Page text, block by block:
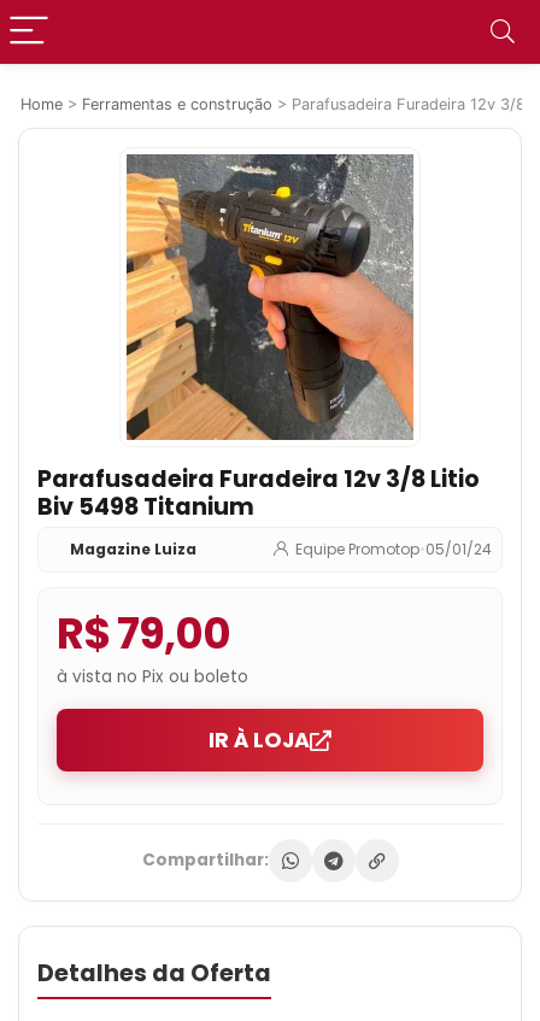
Home > Ferramentas e construção > Parafusadeira Furadeira 12v 3/8
Parafusadeira Furadeira 12v 3/8 Litio
Biv 5498 Titanium
Magazine Luiza Equipe Promotop•05/01/24
R$ 79,00
à vista no Pix ou boleto
IR À LOJA
Compartilhar:
Detalhes da Oferta